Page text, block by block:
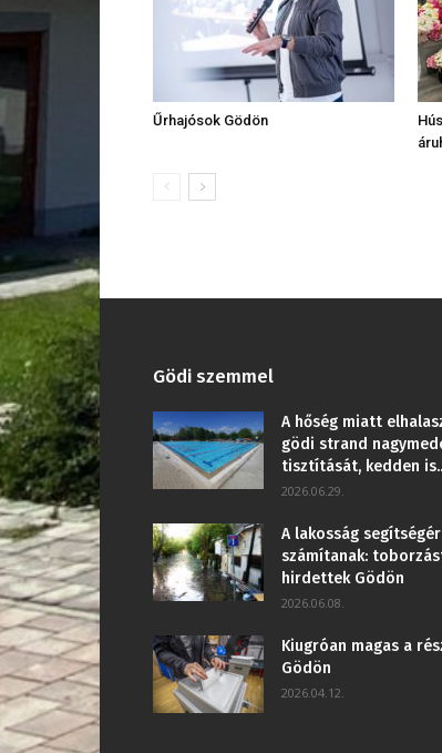
Űrhajósok Gödön
Gödi szemmel
A hőség miatt
gödi strand
tisztítását, kedden
2026.06.29.
A lakosság
számítanak:
hirdettek Gödön
2026.06.08.
Kiugróan magas a
Gödön
2026.04.12.